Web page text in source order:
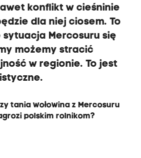
konflikt w cieśninie
dla niej ciosem. To
sytuacja Mercosuru się
możemy stracić
w regionie. To jest
tania wołowina z Mercosuru
polskim rolnikom?